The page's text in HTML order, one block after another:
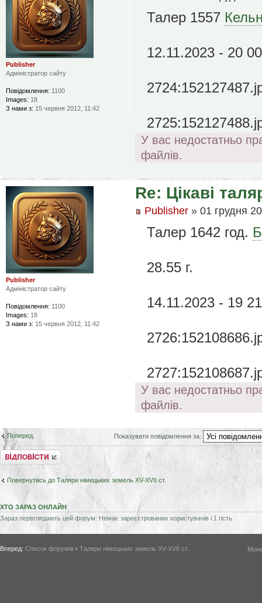
Талер 1557
12.11.2023 - 20
У вас недостатньо
файлів.
Publisher
Адміністратор сайту
Повідомлення: 1100
Images: 18
З нами з: 15 червня 2012, 11:42
Re: Цікаві
Publisher» 01 грудня
Талер 1642 год.
28.55 г.
14.11.2023 - 19
У вас недостатньо
файлів.
Publisher
Адміністратор сайту
Повідомлення: 1100
Images: 18
З нами з: 15 червня 2012, 11:42
Поперед. Показувати повідомлення за:
Відповісти
Повернутись до Таляри німецьких земель XV-XVII ст.
ХТО ЗАРАЗ ОНЛАЙН
Зараз переглядають цей форум: Немає зареєстрованих користувачів і 1 гість
Вперед: Список форумів › Таляри німецьких земель XV-XVII ст.